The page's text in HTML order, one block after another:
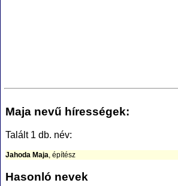
Maja nevű hírességek:
Talált 1 db. név:
Jahoda Maja , építész
Hasonló nevek